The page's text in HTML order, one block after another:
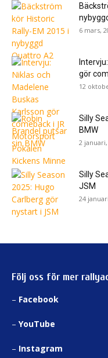
6 mars,
gör
12
Silly
BMW
2 januari,
Silly
JSM
24
Följ oss för mer
– Facebook
– YouTube
– Instagram